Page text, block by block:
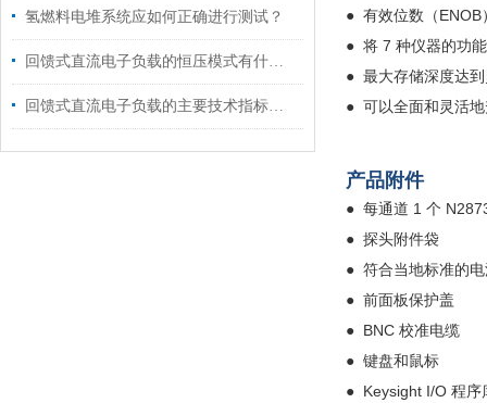
氢燃料电堆系统应如何正确进行测试？
回馈式直流电子负载的恒压模式有什么用途?
回馈式直流电子负载的主要技术指标说明
● 有效位数（ENOB
● 将 7 种仪器的功
● 最大存储深度达
● 可以全面和灵活
产品附件
● 每通道 1 个
● 探头附件袋
● 符合当地标准的
● 前面板保护盖
● BNC 校准电缆
● 键盘和鼠标
● Keysight I/O 程序